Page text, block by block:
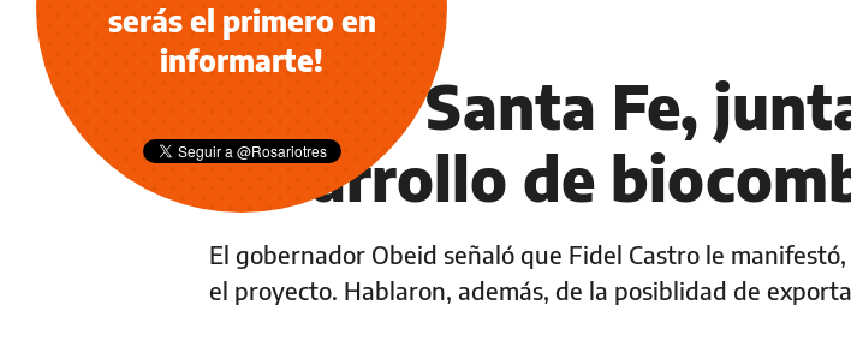
NOTICIAS
Cuba y Santa Fe,
desarrollo de
El gobernador Obeid señaló que Fidel Castro le
el proyecto. Hablaron, además, de la posiblidad de
serás el primero en
informarte!